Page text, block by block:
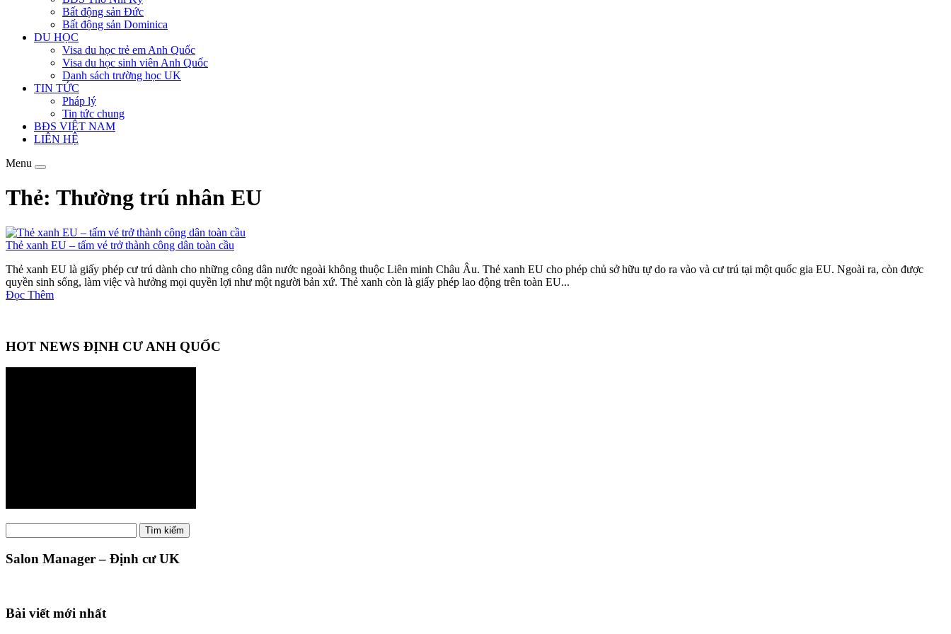
Bất động sản Đức
Bất động sản Dominica
DU HỌC
Visa du học trẻ em Anh Quốc
Visa du học sinh viên Anh Quốc
Danh sách trường học UK
TIN TỨC
Pháp lý
Tin tức chung
BĐS VIỆT NAM
LIÊN HỆ
Menu
Thẻ: Thường trú nhân EU
Thẻ xanh EU – tấm vé trở thành công dân toàn cầu
Thẻ xanh EU là giấy phép cư trú dành cho những công dân nước ngoài không thuộc Liên minh Châu Âu. Thẻ xanh EU cho phép chủ sở hữu tự do ra vào và cư trú tại một quốc gia EU. Ngoài ra, còn được
quyền sinh sống, làm việc và hưởng mọi quyền lợi như một người bản xứ. Thẻ xanh còn là giấy phép lao động trên toàn EU...
Đọc Thêm
HOT NEWS ĐỊNH CƯ ANH QUỐC
kiếm:
Tìm kiếm
Salon Manager – Định cư UK
Bài viết mới nhất